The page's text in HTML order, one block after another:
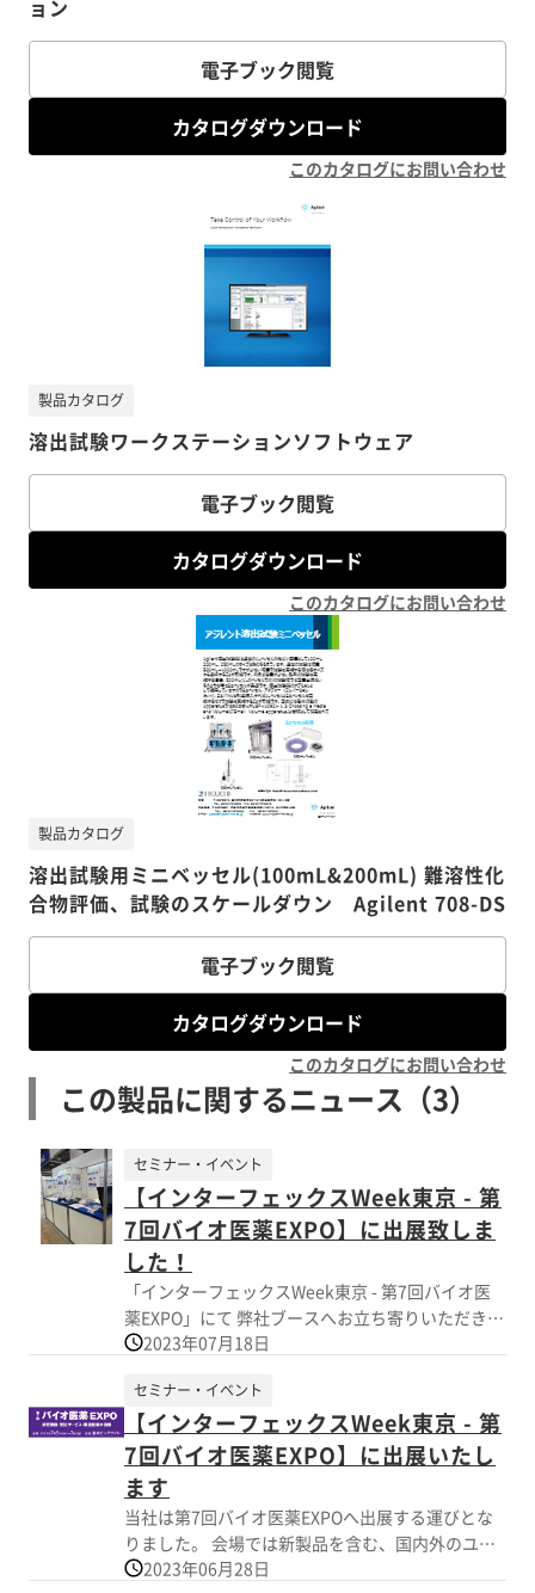
ョン
電子ブック閲覧
カタログダウンロード
このカタログにお問い合わせ
溶出試験ワークステーションソフトウェア
製品カタログ
電子ブック閲覧
カタログダウンロード
このカタログにお問い合わせ
溶出試験用ミニベッセル(100mL&200mL) 難溶性化
合物評価、試験のスケールダウン Agilent 708-DS
製品カタログ
電子ブック閲覧
カタログダウンロード
このカタログにお問い合わせ
この製品に関するニュース（3）
【インターフェックスWeek東京 - 第
7回バイオ医薬EXPO】に出展致しま
した！
セミナー・イベント
「インターフェックスWeek東京 - 第7回バイオ医
薬EXPO」にて 弊社ブースへお立ち寄りいただきい
ただきました皆様、誠にありがとうございまし
することができました。 ご覧いただきました製品
に関しまして、ご不明な点などございましたらお
気軽にご相談ください。 また、会期中頂戴したお
問合せ等に関しましては順次対応させていただき
ます。 今後とも樋口商会を何卒宜しくお願い申し
上げます。 《会期中の主な展示製品》 ・ガス透過
性培養用バッグ、凍結保存用バッグ ・液体ろ過滅
菌カプセルフィルター ・シングルユースアッセ
2023年07月18日
【インターフェックスWeek東京 - 第
7回バイオ医薬EXPO】に出展いたし
ます
セミナー・イベント
当社は第7回バイオ医薬EXPOへ出展する運びとな
りました。 会場では新製品を含む、国内外のユニ
ークな製品を多数ご紹介致します。 期間中ご多忙
2023年06月28日